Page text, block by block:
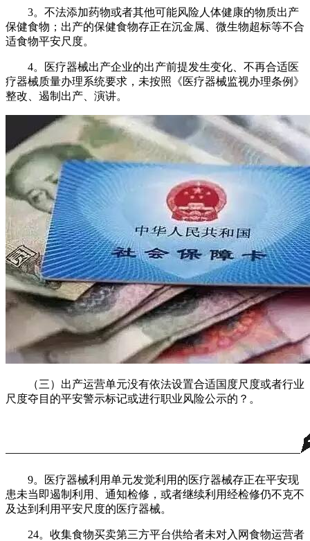
3。不法添加药物或者其他可能风险人体健康的物质出产
保健食物；出产的保健食物存正在沉金属、微生物超标等不合
适食物平安尺度。
4。医疗器械出产企业的出产前提发生变化、不再合适医
疗器械质量办理系统要求，未按照《医疗器械监视办理条例》
整改、遏制出产、演讲。
（三）出产运营单元没有依法设置合适国度尺度或者行业
尺度夺目的平安警示标记或进行职业风险公示的？。
9。医疗器械利用单元发觉利用的医疗器械存正在平安现
患未当即遏制利用、通知检修，或者继续利用经检修仍不克不
及达到利用平安尺度的医疗器械。
24。收集食物买卖第三方平台供给者未对入网食物运营者